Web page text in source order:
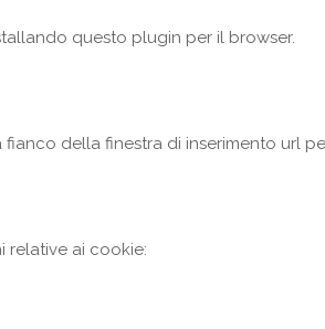
questo plugin per il browser.
della finestra di inserimento url
relative ai cookie: